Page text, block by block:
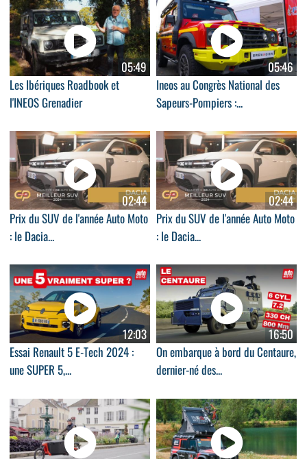
05:49
Les Ibériques Roadbook et
l'INEOS Grenadier
05:46
Ineos au Congrès National des
Sapeurs-Pompiers :...
02:44
Prix du SUV de l'année Auto Moto
: le Dacia...
02:44
Prix du SUV de l'année Auto Moto
: le Dacia...
12:03
Essai Renault 5 E-Tech 2024 :
une SUPER 5,...
16:50
On embarque à bord du Centaure,
dernier-né des...